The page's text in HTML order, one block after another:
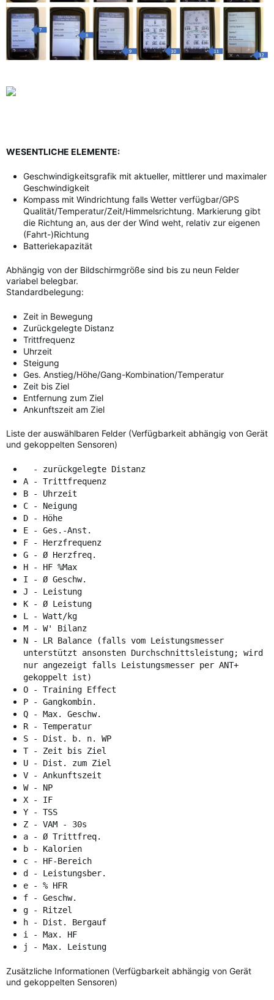
WESENTLICHE ELEMENTE:
Geschwindigkeitsgrafik mit aktueller, mittlerer und maximaler
Geschwindigkeit
Kompass mit Windrichtung falls Wetter verfügbar/GPS
Qualität/Temperatur/Zeit/Himmelsrichtung. Markierung gibt
die Richtung an, aus der der Wind weht, relativ zur eigenen
(Fahrt-)Richtung
Batteriekapazität
Abhängig von der Bildschirmgröße sind bis zu neun Felder
variabel belegbar.
Standardbelegung:
Zeit in Bewegung
Zurückgelegte Distanz
Trittfrequenz
Uhrzeit
Steigung
Ges. Anstieg/Höhe/Gang-Kombination/Temperatur
Zeit bis Ziel
Entfernung zum Ziel
Ankunftszeit am Ziel
Liste der auswählbaren Felder (Verfügbarkeit abhängig von Gerät
und gekoppelten Sensoren)
- zurückgelegte Distanz
A - Trittfrequenz
B - Uhrzeit
C - Neigung
D - Höhe
E - Ges.-Anst.
F - Herzfrequenz
G - Ø Herzfreq.
H - HF %Max
I - Ø Geschw.
J - Leistung
K - Ø Leistung
L - Watt/kg
M - W' Bilanz
N - LR Balance (falls vom Leistungsmesser
unterstützt ansonsten Durchschnittsleistung; wird
nur angezeigt falls Leistungsmesser per ANT+
gekoppelt ist)
O - Training Effect
P - Gangkombin.
Q - Max. Geschw.
R - Temperatur
S - Dist. b. n. WP
T - Zeit bis Ziel
U - Dist. zum Ziel
V - Ankunftszeit
W - NP
X - IF
Y - TSS
Z - VAM - 30s
a - Ø Trittfreq.
b - Kalorien
c - HF-Bereich
d - Leistungsber.
e - % HFR
f - Geschw.
g - Ritzel
h - Dist. Bergauf
i - Max. HF
j - Max. Leistung
Zusätzliche Informationen (Verfügbarkeit abhängig von Gerät
und gekoppelten Sensoren)